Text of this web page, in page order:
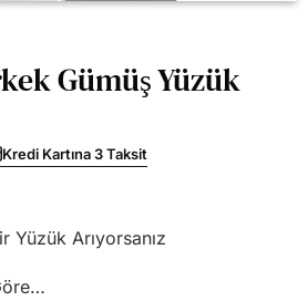
Gümüş Yüzük
Kredi Kartına 3 Taksit
Yüzük Arıyorsanız